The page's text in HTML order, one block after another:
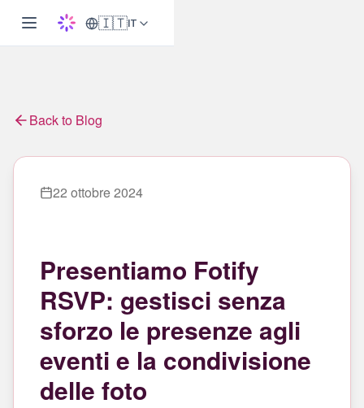
🇮🇹IT
Back to Blog
22 ottobre 2024
Presentiamo Fotify
RSVP: gestisci senza
sforzo le presenze agli
eventi e la condivisione
delle foto